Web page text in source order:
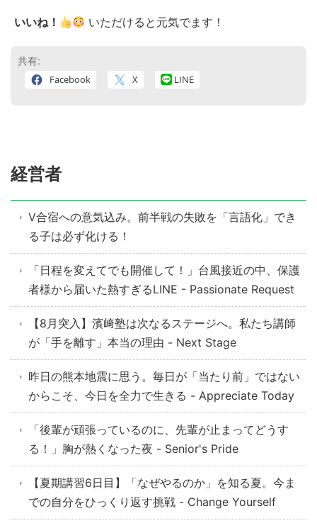
いいね！ いただけると元気でます！
共有:
Facebook X LINE
経営者
V合宿への意気込み。前半戦の失敗を「言語化」でき
る子は必ず化ける！
「日程を変えてでも開催して！」台風接近の中、保護
者様から届いた熱すぎるLINE - Passionate Request
【8月突入】濱﨑塾は次なるステージへ。私たち講師
が「手を離す」本当の理由 - Next Stage
昨日の熊本地震に思う。毎日が「当たり前」ではない
からこそ、今日を全力で生きる - Appreciate Today
「後輩が頑張っているのに、先輩が止まってどうす
る！」胸が熱くなった夜 - Senior's Pride
【夏期講習6日目】「なぜやるのか」を知る夏。今ま
での自分をひっくり返す挑戦 - Change Yourself